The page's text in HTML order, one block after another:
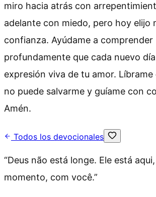
miro hacia atrás con
adelante con miedo, pero hoy elijo
confianza. Ayúdame a comprender
profundamente que cada nuevo
expresión viva de tu amor. Líbrame
no puede salvarme y guíame con
Amén.
Todos los devocionales
“Deus não está longe. Ele está
momento, com você.”